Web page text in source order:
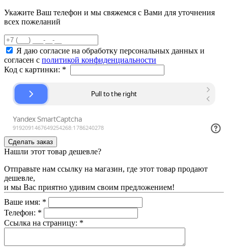
Укажите Ваш телефон и мы свяжемся с Вами для уточнения
всех пожеланий
Я даю согласие на обработку персональных данных и
согласен с политикой конфиденциальности
Код с картинки: *
Нашли этот товар дешевле?
Отправьте нам ссылку на магазин, где этот товар продают
дешевле,
и мы Вас приятно удивим своим предложением!
Ваше имя: *
Телефон: *
Ссылка на страницу: *